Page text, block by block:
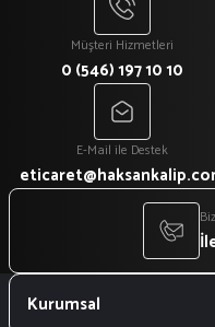
Müşteri Hizmetleri
0 (546) 197 10 10
E-Mail ile Destek
Kurumsal